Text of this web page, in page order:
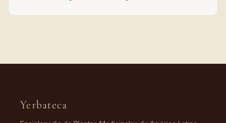
Yerbateca